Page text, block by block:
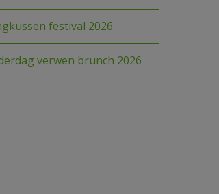
festival 2026
verwen brunch 2026